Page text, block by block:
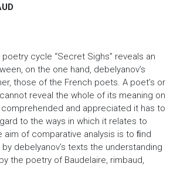
cycle “Secret Sighs” reveals an
on the one hand, debelyanov’s
those of the French poets. A poet’s or
reveal the whole of its meaning on
and appreciated it has to
to the ways in which it relates to
aim of comparative analysis is to ﬁnd
debelyanov’s texts the understanding
the poetry of Baudelaire, rimbaud,